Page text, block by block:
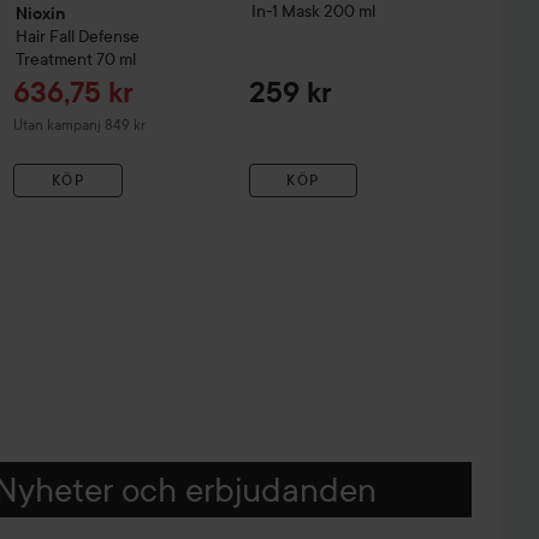
Nioxin
Hair Fall Defense
Treatment 70 ml
Reapris
636,75 kr
Utan kampanj 849 kr
KÖP
In-1 Mask 200 ml
259 kr
KÖP
och erbjudanden